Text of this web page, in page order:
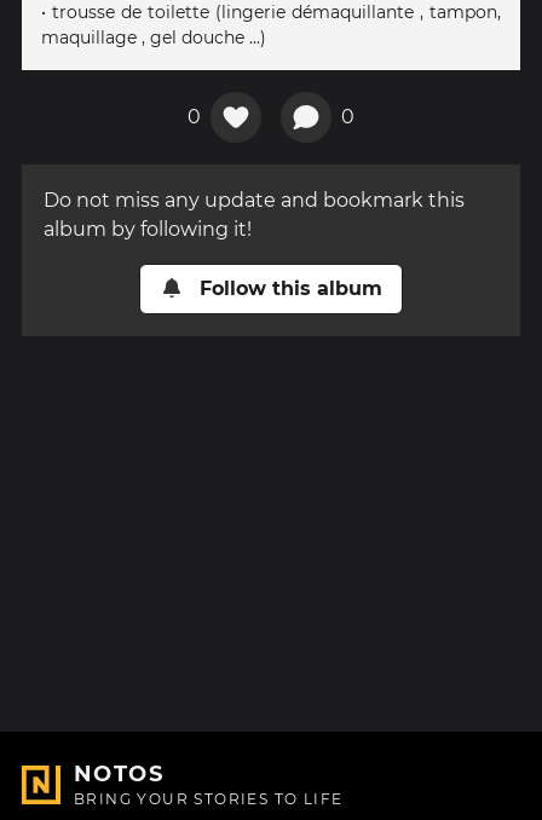
• trousse de toilette (lingerie démaquillante , tampon,
maquillage , gel douche ...)
0 0
Do not miss any update and bookmark this
album by following it!
Follow this album
NOTOS
BRING YOUR STORIES TO LIFE